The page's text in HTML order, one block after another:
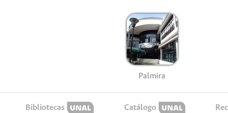
Palmira
Bibliotecas Catálogo